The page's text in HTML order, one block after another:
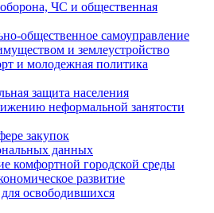
ЧС и общественная
общественное самоуправление
и землеустройство
и молодежная политика
защита населения
неформальной занятости
закупок
данных
комфортной городской среды
развитие
освободившихся